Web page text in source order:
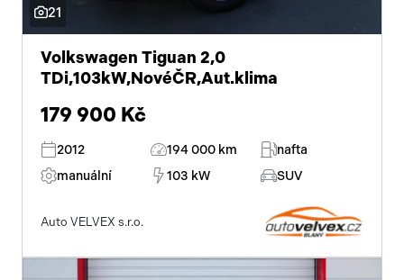
21
Volkswagen Tiguan 2,0
TDi,103kW,NovéČR,Aut.klima
179 900 Kč
2012 194 000 km
nafta
manuální
103 kW SUV
Auto VELVEX s.r.o.